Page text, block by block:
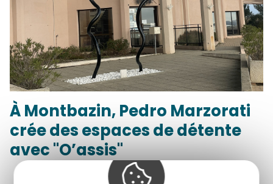
À Montbazin, Pedro Marzorati
crée des espaces de détente
avec "O’assis"